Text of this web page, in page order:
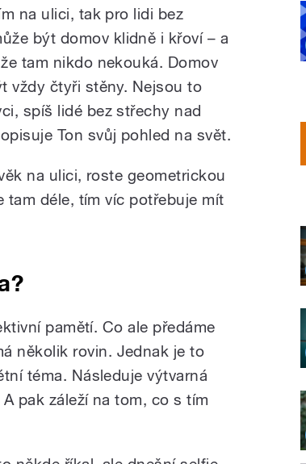
na ulici, tak pro lidi bez
být domov klidně i křoví – a
tam nikdo nekouká. Domov
vždy čtyři stěny. Nejsou to
spíš lidé bez střechy nad
Ton svůj pohled na svět.
na ulici, roste geometrickou
tam déle, tím víc potřebuje mít
pamětí. Co ale předáme
několik rovin. Jednak je to
téma. Následuje výtvarná
pak záleží na tom, co s tím